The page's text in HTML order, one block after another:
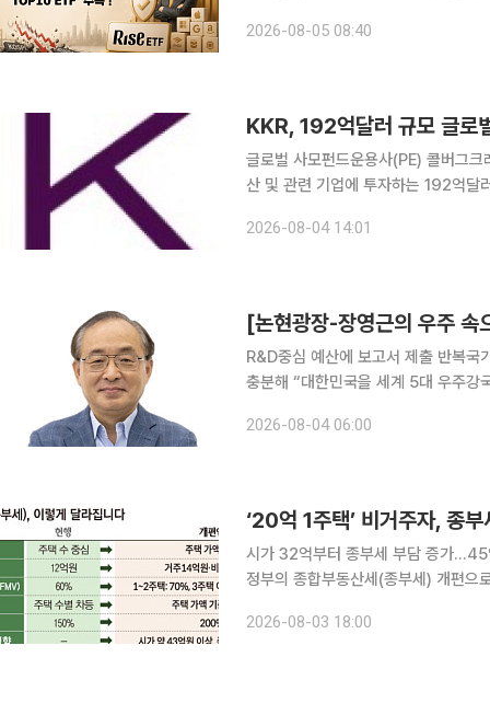
서웨이가 미국 증권거래위원회(SEC)
2026-08-05 08:40
KKR, 192억달러 규모 글로
글로벌 사모펀드운용사(PE) 콜버그
산 및 관련 기업에 투자하는 192억
이 지금까지 결성한 인프라 펀드 중
2026-08-04 14:01
[논현광장-장영근의 우주 속
R&D중심 예산에 보고서 제출 반복국
충분해 “대한민국을 세계 5대 우주강국으로 만들겠습니다.” 지난 20여 년 동안 정부가 가장 많이
육성을 약속했다. 지난 달 초 이재명
2026-08-04 06:00
‘20억 1주택’ 비거주자, 종
시가 32억부터 종부세 부담 증가
정부의 종합부동산세(종부세) 개편으
로 올라서다. 1주택 60세·10년 실거
2026-08-03 18:00